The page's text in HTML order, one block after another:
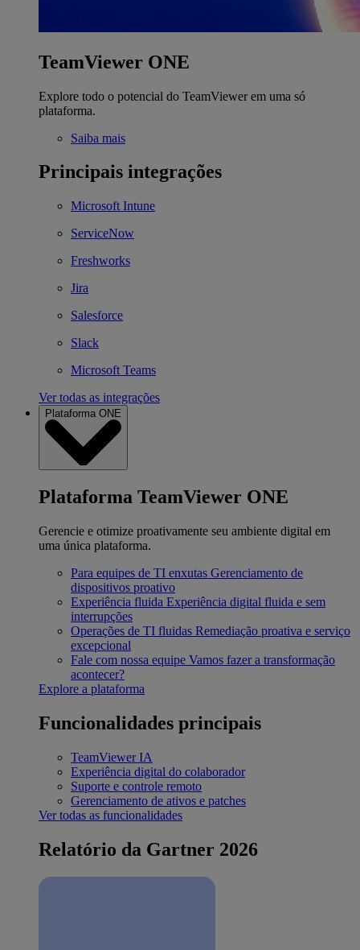
TeamViewer ONE
Explore todo o potencial do TeamViewer em uma só
plataforma.
Saiba mais
Principais integrações
Microsoft Intune
ServiceNow
Freshworks
Jira
Salesforce
Slack
Microsoft Teams
Ver todas as integrações
Plataforma ONE
Plataforma TeamViewer ONE
Gerencie e otimize proativamente seu ambiente digital em
uma única plataforma.
Para equipes de TI enxutas Gerenciamento de
dispositivos proativo
Experiência fluida Experiência digital fluida e sem
interrupções
Operações de TI fluidas Remediação proativa e serviço
excepcional
Fale com nossa equipe Vamos fazer a transformação
acontecer?
Explore a plataforma
Funcionalidades principais
TeamViewer IA
Experiência digital do colaborador
Suporte e controle remoto
Gerenciamento de ativos e patches
Ver todas as funcionalidades
Relatório da Gartner 2026